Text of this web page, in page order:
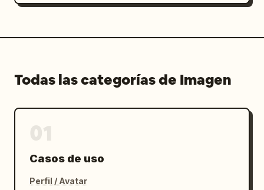
Todas las categorías de Imagen
Casos de uso
Perfil / Avatar